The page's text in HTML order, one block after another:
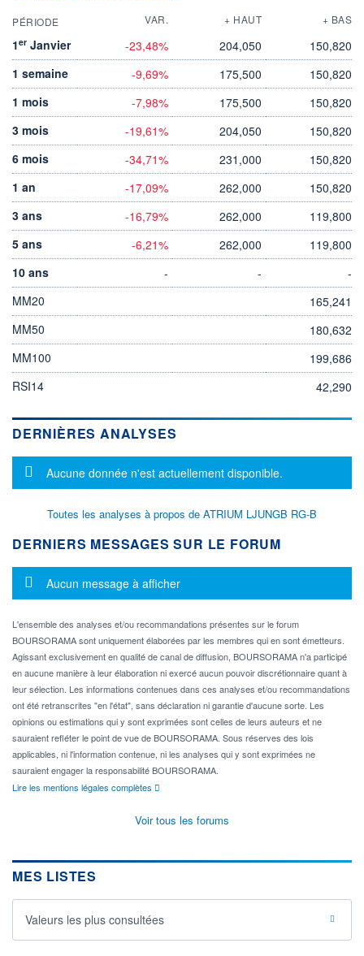
PÉRIODE VAR. + HAUT + BAS
1er Janvier -23,48% 204,050
150,820
1 semaine
-9,69% 175,500
150,820
1 mois
-7,98% 175,500
150,820
3 mois
-19,61% 204,050
150,820
6 mois
-34,71% 231,000
150,820
1 an
-17,09% 262,000
150,820
3 ans
-16,79% 262,000
119,800
5 ans
-6,21% 262,000
119,800
10 ans
- -
-
MM20
165,241
MM50
180,632
MM100
199,686
RSI14
42,290
DERNIÈRES ANALYSES
Message d'information
Aucune donnée n'est actuellement disponible.
Toutes les analyses à propos de ATRIUM LJUNGB RG-B
DERNIERS MESSAGES SUR LE FORUM
Message d'information
Aucun message à afficher
L'ensemble des analyses et/ou recommandations présentes sur le forum
BOURSORAMA sont uniquement élaborées par les membres qui en sont émetteurs.
Agissant exclusivement en qualité de canal de diffusion, BOURSORAMA n'a participé
en aucune manière à leur élaboration ni exercé aucun pouvoir discrétionnaire quant à
leur sélection. Les informations contenues dans ces analyses et/ou recommandations
ont été retranscrites "en l'état", sans déclaration ni garantie d'aucune sorte. Les
opinions ou estimations qui y sont exprimées sont celles de leurs auteurs et ne
sauraient refléter le point de vue de BOURSORAMA. Sous réserves des lois
applicables, ni l'information contenue, ni les analyses qui y sont exprimées ne
sauraient engager la responsabilité BOURSORAMA.
Lire les mentions légales complètes
Voir tous les forums
MES LISTES
Valeurs les plus consultées